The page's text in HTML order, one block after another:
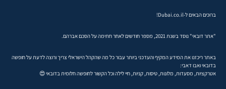
ברוכים הבאים ל-Dubai.co.il!
"אתר דובאי" נוסד בשנת 2021, מספר חודשים לאחר חתימה על הסכם אברהם.
באתר ריכזנו את המידע המקיף והעדכני ביותר עבור כל מה שהקהל הישראלי צריך ורוצה לדעת על חופשה
בדובאי ואבו דאבי:
אטרקציות, מסעדות, מלונות, טיסות, קניות, חיי לילה וכל הקשור לחופשה חלומית בדובאי 😍